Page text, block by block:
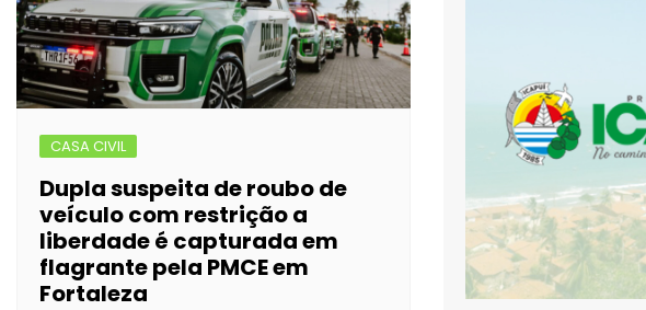
CASA CIVIL
Dupla suspeita de roubo de
veículo com restrição a
liberdade é capturada em
flagrante pela PMCE em
Fortaleza